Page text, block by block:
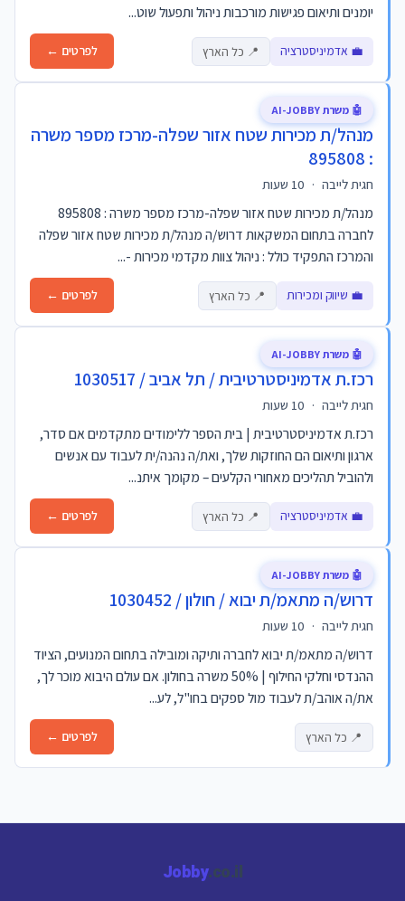
יומנים ותיאום פגישות מורכבות ניהול ותפעול שוט...
💼 אדמיניסטרציה 📍 כל הארץ לפרטים ←
מנהל/ת מכירות שטח אזור שפלה-מרכז מספר משרה
: 895808
חגית לייבה ·
מנהל/ת מכירות שטח אזור שפלה-מרכז מספר משרה : 895808
לחברה בתחום המשקאות דרוש/ה מנהל/ת מכירות שטח אזור שפלה
והמרכז התפקיד כולל : ניהול צוות מקדמי מכירות -...
💼 שיווק ומכירות 📍 כל הארץ לפרטים ←
🤖 משרת AI-JOBBY
רכז.ת אדמיניסטרטיבית / תל אביב / 1030517
חגית לייבה ·
רכז.ת אדמיניסטרטיבית | בית הספר ללימודים מתקדמים אם סדר,
ארגון ותיאום הם החוזקות שלך, ואת/ה נהנה/ית לעבוד עם אנשים
ולהוביל תהליכים מאחורי הקלעים – מקומך איתנ...
💼 אדמיניסטרציה 📍 כל הארץ לפרטים ←
🤖 משרת AI-JOBBY
דרוש/ה מתאמ/ת יבוא / חולון / 1030452
חגית לייבה ·
דרוש/ה מתאמ/ת יבוא לחברה ותיקה ומובילה בתחום המנועים, הציוד
ההנדסי וחלקי החילוף | 50% משרה בחולון. אם עולם היבוא מוכר לך,
את/ה אוהב/ת לעבוד מול ספקים בחו"ל, לע...
📍 כל הארץ לפרטים ←
🤖 משרת AI-JOBBY
Jobby.co.il